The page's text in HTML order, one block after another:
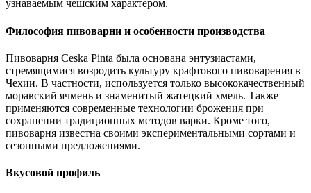
узнаваемым чешским характером.
Философия пивоварни и особенности производства
Пивоварня Ceska Pinta была основана энтузиастами,
стремящимися возродить культуру крафтового пивоварения в
Чехии. В частности, используется только высококачественный
моравский ячмень и знаменитый жатецкий хмель. Также
применяются современные технологии брожения при
сохранении традиционных методов варки. Кроме того,
пивоварня известна своими экспериментальными сортами и
сезонными предложениями.
Вкусовой профиль